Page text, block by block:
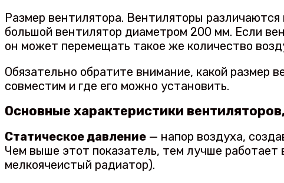
Размер вентилятора. Вентиляторы
большой вентилятор диаметром 200 мм. Если
он может перемещать такое же количество
Обязательно обратите внимание, какой размер
совместим и где его можно установить.
Основные характеристики
Статическое давление — напор воздуха,
Чем выше этот показатель, тем лучше работает
мелкоячеистый радиатор).